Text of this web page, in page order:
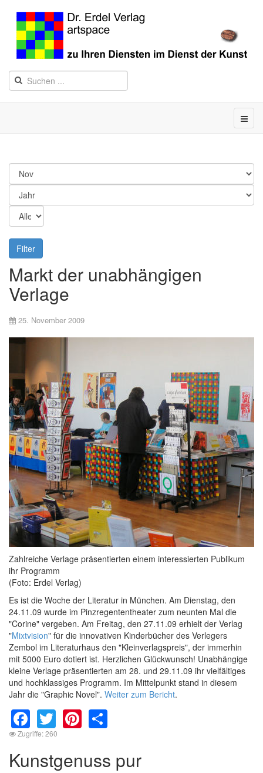
Filter
Markt der unabhängigen
Verlage
25. November 2009
Zahlreiche Verlage präsentierten einem interessierten Publikum
ihr Programm
(Foto: Erdel Verlag)
Es ist die Woche der Literatur in München. Am Dienstag, den
24.11.09 wurde im Pinzregententheater zum neunten Mal die
"Corine" vergeben. Am Freitag, den 27.11.09 erhielt der Verlag
"Mixtvision" für die innovativen Kinderbücher des Verlegers
Zembol im Literaturhaus den "Kleinverlagspreis", der immerhin
mit 5000 Euro dotiert ist. Herzlichen Glückwunsch! Unabhängige
kleine Verlage präsentierten am 28. und 29.11.09 ihr vielfältiges
und hochklassiges Programm. Im Mittelpunkt stand in diesem
Jahr die "Graphic Novel". Weiter zum Bericht.
Facebook
TwitterPinterest
Zugriffe: 260
Kunstgenuss pur